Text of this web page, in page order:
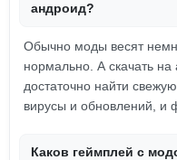
андроид?
Обычно моды весят
нормально. А скачать
достаточно найти
вирусы и обновлений, и
Каков геймплей с